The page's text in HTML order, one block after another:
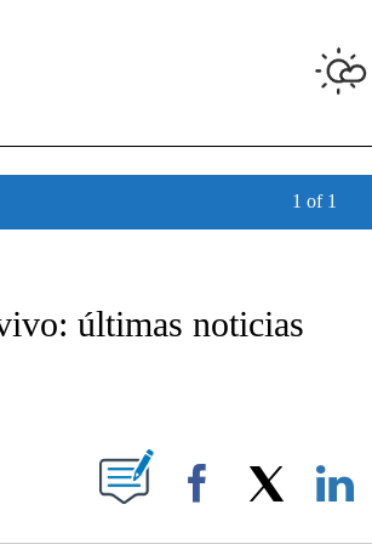
1 of 1
ABOUT NEW PAGES ON "CNN - SPANISH".
últimas noticias
ABOUT NEW PAGES ON "".
Facebook